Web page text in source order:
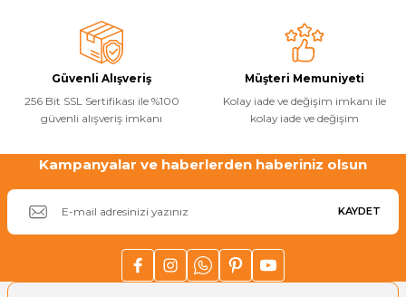
Güvenli Alışveriş
256 Bit SSL Sertifikası ile %100
güvenli alışveriş imkanı
Müşteri Memuniyeti
Kolay iade ve değişim imkanı ile
kolay iade ve değişim
Kampanyalar ve haberlerden haberiniz olsun
KAYDET